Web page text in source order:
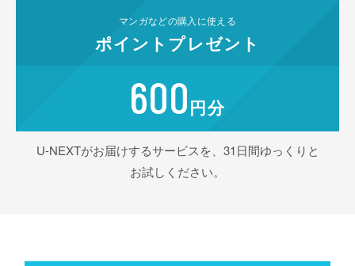
マンガなどの購入に使える
ポイント プレゼント
600円分
U-NEXTがお届けするサービスを、31日間ゆっくりと
お試しください。